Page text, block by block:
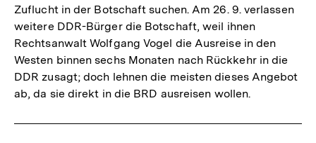
Zuflucht in der Botschaft suchen. Am 26. 9. verlassen
weitere DDR-Bürger die Botschaft, weil ihnen
Rechtsanwalt Wolfgang Vogel die Ausreise in den
Westen binnen sechs Monaten nach Rückkehr in die
DDR zusagt; doch lehnen die meisten dieses Angebot
ab, da sie direkt in die BRD ausreisen wollen.